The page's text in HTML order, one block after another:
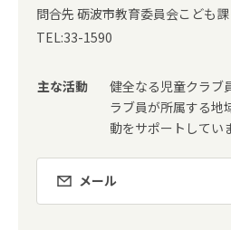
問合先 砺波市教育委員会こども
TEL:33-1590
主な活動
健全なる児童クラブ
ラブ員が所属する地
動をサポートしてい
メール